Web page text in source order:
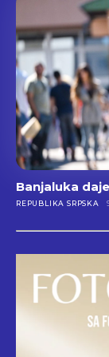
Banjaluka
REPUBLIKA SRPSKA